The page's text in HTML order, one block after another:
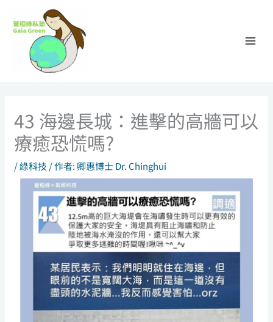
43 海邊長城：進擊的高牆可以
療癒恐慌嗎?
/綠科技 / 作者: 卿惠博士 Dr. Chinghui